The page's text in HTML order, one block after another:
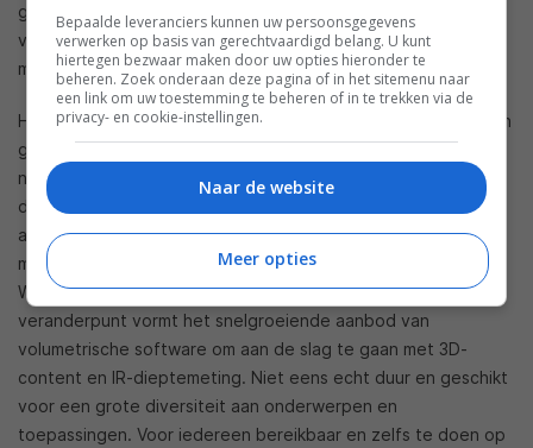
gewoon in de 3D interactieve scene wereld van volumetric
video participeren. Choreografie samenvoegen met de
motion tracking al of niet in combinatie met een exoskelet.
Hologrammen in combinatie met volumetric video vormen een
grote groeimarkt. Een sporter, politicus, popster of docent
net echt voor jouw neus. Je kunt er mee praten of
debatteren, volgen, zingen, dansen, koken, sporten, mee
acteren in een film, theater of shows, schilderen met de
meester zelf en op tal van andere wijzen mee interacteren.
Weg met de avatar, leven het hologram. Een ander
veranderpunt vormt het snelgroeiende aanbod van
volumetrische software om aan de slag te gaan met 3D-
content en IR-dieptemeting. Niet eens echt duur en geschikt
voor een grote diversiteit aan onderwerpen en
toepassingen. Voor iedereen bereikbaar en zelfs te doen op
Bepaalde leveranciers kunnen uw persoonsgegevens
verwerken op basis van gerechtvaardigd belang. U kunt
hiertegen bezwaar maken door uw opties hieronder te
beheren. Zoek onderaan deze pagina of in het sitemenu naar
een link om uw toestemming te beheren of in te trekken via de
privacy- en cookie-instellingen.
Naar de website
Meer opties